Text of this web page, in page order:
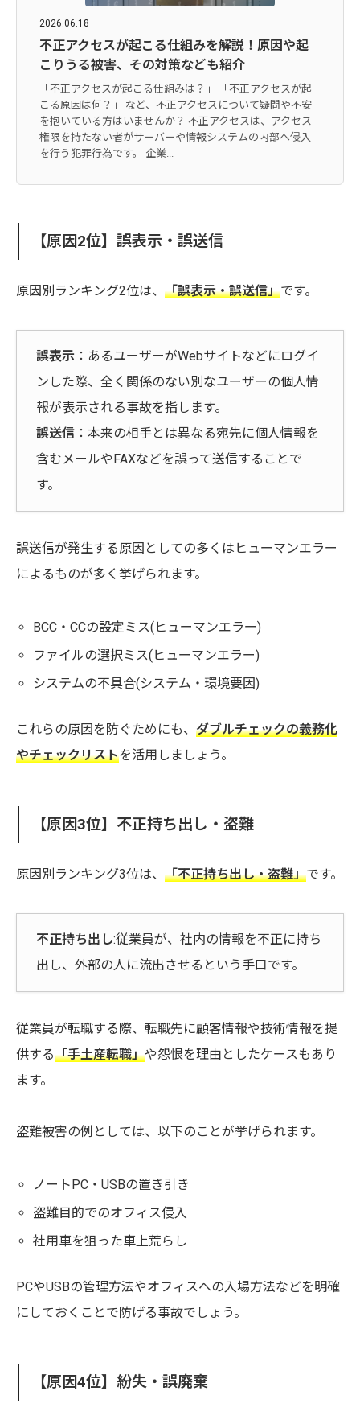
2026.06.18
不正アクセスが起こる仕組みを解説！原因や起
こりうる被害、その対策なども紹介
「不正アクセスが起こる仕組みは？」 「不正アクセスが起
こる原因は何？」 など、不正アクセスについて疑問や不安
を抱いている方はいませんか？ 不正アクセスは、アクセス
権限を持たない者がサーバーや情報システムの内部へ侵入
を行う犯罪行為です。 企業...
【原因2位】誤表示・誤送信
原因別ランキング2位は、 「誤表示・誤送信」です。
誤表示 ：あるユーザーがWebサイトなどにログイ
ンした際、全く関係のない別なユーザーの個人情
報が表示される事故を指します。
誤送信 ：本来の相手とは異なる宛先に個人情報を
含むメールやFAXなどを誤って送信することで
す。
誤送信が発生する原因としての多くはヒューマンエラー
によるものが多く挙げられます。
BCC・CCの設定ミス(ヒューマンエラー)
ファイルの選択ミス(ヒューマンエラー)
システムの不具合(システム・環境要因)
これらの原因を防ぐためにも、 ダブルチェックの義務化
やチェックリストを活用しましょう。
【原因3位】不正持ち出し・盗難
原因別ランキング3位は、 「不正持ち出し・盗難」です。
不正持ち出し:従業員が、社内の情報を不正に持ち
出し、外部の人に流出させるという手口です。
従業員が転職する際、転職先に顧客情報や技術情報を提
供する「手土産転職」や怨恨を理由としたケースもあり
ます。
盗難被害の例としては、以下のことが挙げられます。
ノートPC・USBの置き引き
盗難目的でのオフィス侵入
社用車を狙った車上荒らし
PCやUSBの管理方法やオフィスへの入場方法などを明確
にしておくことで防げる事故でしょう。
【原因4位】紛失・誤廃棄